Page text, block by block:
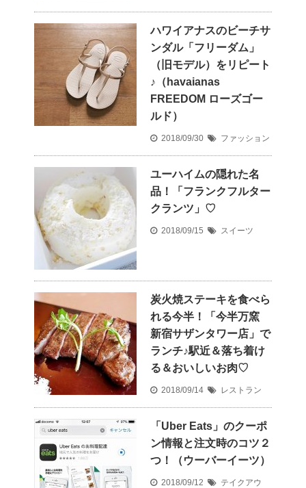
ハワイアナスのビーチサ
ンダル「フリーダム」
（旧モデル）をリピート
♪（havaianas
FREEDOM ローズゴー
ルド）
2018/09/30 ファッション
ユーハイムの隠れた名
品！「フランクフルター
クランツ」♡
2018/09/15 スイーツ
炭火焼ステーキを食べら
れる今半！「今半万窯
新宿サザンタワー店」で
ランチ♪駅近＆落ち着け
る＆おいしいお肉♡
2018/09/14 レストラン
「Uber Eats」のクーポ
ン情報と注文時のコツ２
つ！（ウーバーイーツ）
2018/09/12
テイクアウ